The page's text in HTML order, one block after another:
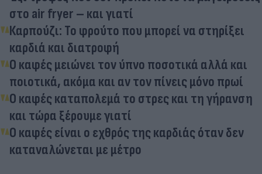
στο air fryer – και γιατί
Καρπούζι: Το φρούτο που μπορεί να στηρίξει
καρδιά και διατροφή
Ο καφές μειώνει τον ύπνο ποσοτικά αλλά και
ποιοτικά, ακόμα και αν τον πίνεις μόνο πρωί
Ο καφές καταπολεμά το στρες και τη γήρανση
και τώρα ξέρουμε γιατί
Ο καφές είναι ο εχθρός της καρδιάς όταν δεν
καταναλώνεται με μέτρο